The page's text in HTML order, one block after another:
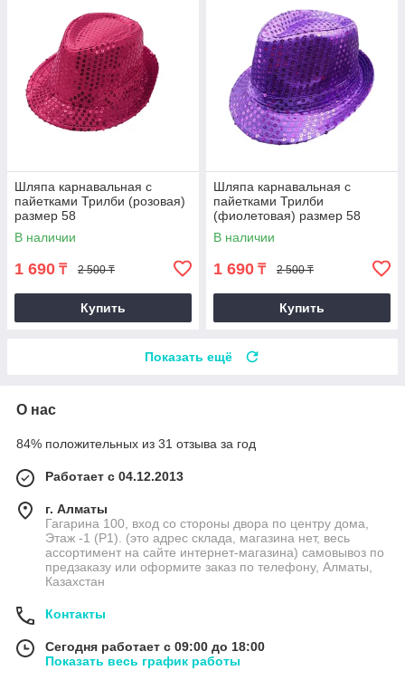
Шляпа карнавальная с
пайетками Трилби (розовая)
размер 58
В наличии
1 690 ₸ 2 500 ₸
Купить
Шляпа карнавальная с
пайетками Трилби
(фиолетовая) размер 58
В наличии
1 690 ₸ 2 500 ₸
Купить
Показать ещё
О нас
84% положительных из 31 отзыва за год
Работает с 04.12.2013
г. Алматы
Гагарина 100, вход со стороны двора по центру дома,
Этаж -1 (P1). (это адрес склада, магазина нет, весь
ассортимент на сайте интернет-магазина) самовывоз по
предзаказу или оформите заказ по телефону, Алматы,
Казахстан
Контакты
Сегодня работает с 09:00 до 18:00
Показать весь график работы